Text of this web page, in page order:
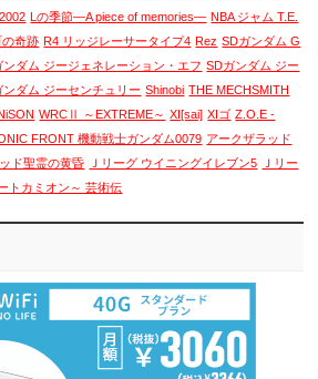
Lの季節―A piece of memories― NBA ジャム T.E.
奇跡 R4 リッジレーサータイプ4 Rez SDガンダム G
ンダム ジージェネレーション・エフ SDガンダム ジー
ンダム ジーセンチュリー Shinobi THE MECHSMITH
WRCⅡ ～EXTREME～ XI[sai] XIゴ Z.O.E -
FRONT 機動戦士ガンダム0079 アークザラッド
ド聖霊の黄昏 Ｊリーグ ウイニングイレブン5
Ｊリー
トカミオン～ 芸術伝